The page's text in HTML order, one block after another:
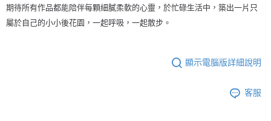
期待所有作品都能陪伴每顆細膩柔軟的心靈，於忙碌生活中，築出一片只
屬於自己的小小後花園，一起呼吸，一起散步。
顯示電腦版詳細說明
客服